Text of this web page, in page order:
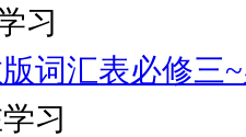
习
词汇表必修三
习